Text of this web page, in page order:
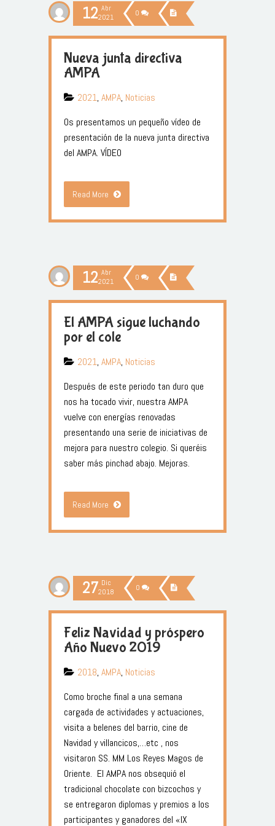
12 Abr
2021
0
Nueva junta directiva
AMPA
2021, AMPA, Noticias
Os presentamos un pequeño vídeo de
presentación de la nueva junta directiva
del AMPA. VÍDEO
Read More
12 Abr
2021
0
El AMPA sigue luchando
por el cole
2021, AMPA, Noticias
Después de este periodo tan duro que
nos ha tocado vivir, nuestra AMPA
vuelve con energías renovadas
presentando una serie de iniciativas de
mejora para nuestro colegio. Si queréis
saber más pinchad abajo. Mejoras.
Read More
27 Dic
2018
0
Feliz Navidad y próspero
Año Nuevo 2019
2018, AMPA, Noticias
Como broche final a una semana
cargada de actividades y actuaciones,
visita a belenes del barrio, cine de
Navidad y villancicos,…etc , nos
visitaron SS. MM Los Reyes Magos de
Oriente. El AMPA nos obsequió el
tradicional chocolate con bizcochos y
se entregaron diplomas y premios a los
participantes y ganadores del «IX